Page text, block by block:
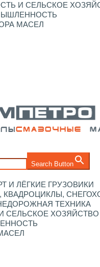
И СЕЛЬСКОЕ
МАСЕЛ
Search Button
И ЛЁГКИЕ ГРУЗОВИКИ
КВАДРОЦИКЛЫ,
ТЕХНИКА
СЕЛЬСКОЕ ХОЗЯЙСТВО